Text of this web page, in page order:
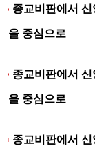
종교비판에서
을 중심으로
종교비판에서
을 중심으로
종교비판에서